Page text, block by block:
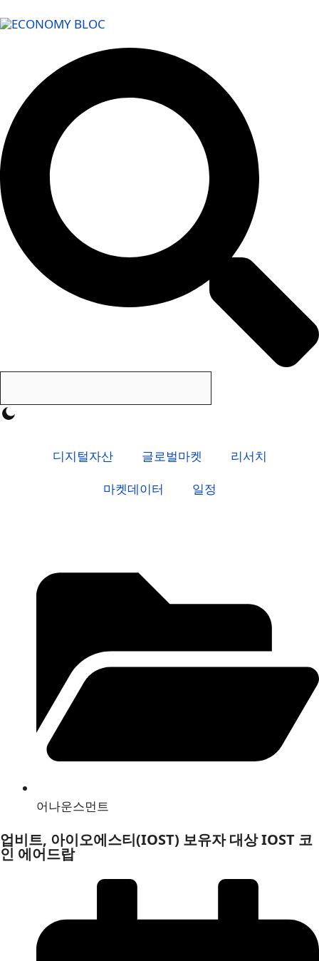
디지털자산 글로벌마켓
리서치
마켓데이터
일정
어나운스먼트
업비트, 아이오에스티(IOST) 보유자 대상 IOST 코
인 에어드랍